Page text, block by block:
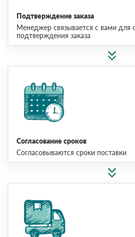
Подтверждение заказа
Менеджер связывается с вами для
подтверждения заказа
Согласование сроков
Согласовываются сроки поставки